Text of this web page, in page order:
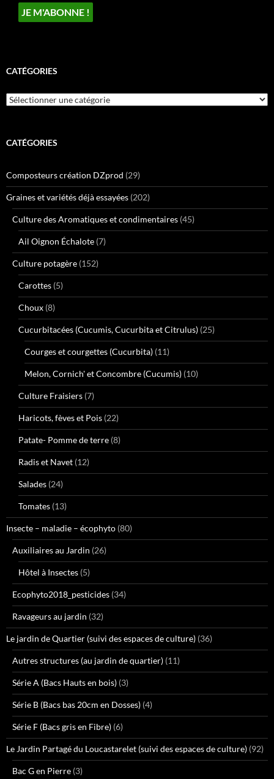
CATÉGORIES
Catégories
CATÉGORIES
Composteurs création DZprod (29)
Graines et variétés déjà essayées (202)
Culture des Aromatiques et condimentaires (45)
Ail Oignon Échalote (7)
Culture potagère (152)
Carottes (5)
Choux (8)
Cucurbitacées (Cucumis, Cucurbita et Citrulus) (25)
Courges et courgettes (Cucurbita) (11)
Melon, Cornich' et Concombre (Cucumis) (10)
Culture Fraisiers (7)
Haricots, fèves et Pois (22)
Patate- Pomme de terre (8)
Radis et Navet (12)
Salades (24)
Tomates (13)
Insecte – maladie – écophyto (80)
Auxiliaires au Jardin (26)
Hôtel à Insectes (5)
Ecophyto2018_pesticides (34)
Ravageurs au jardin (32)
Le jardin de Quartier (suivi des espaces de culture) (36)
Autres structures (au jardin de quartier) (11)
Série A (Bacs Hauts en bois) (3)
Série B (Bacs bas 20cm en Dosses) (4)
Série F (Bacs gris en Fibre) (6)
Le Jardin Partagé du Loucastarelet (suivi des espaces de culture) (92)
Bac G en Pierre (3)